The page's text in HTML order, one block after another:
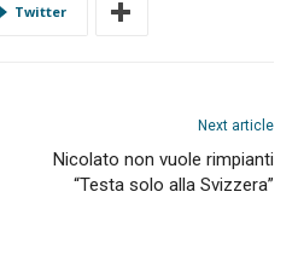
Twitter
Next article
Nicolato non vuole rimpianti
“Testa solo alla Svizzera”